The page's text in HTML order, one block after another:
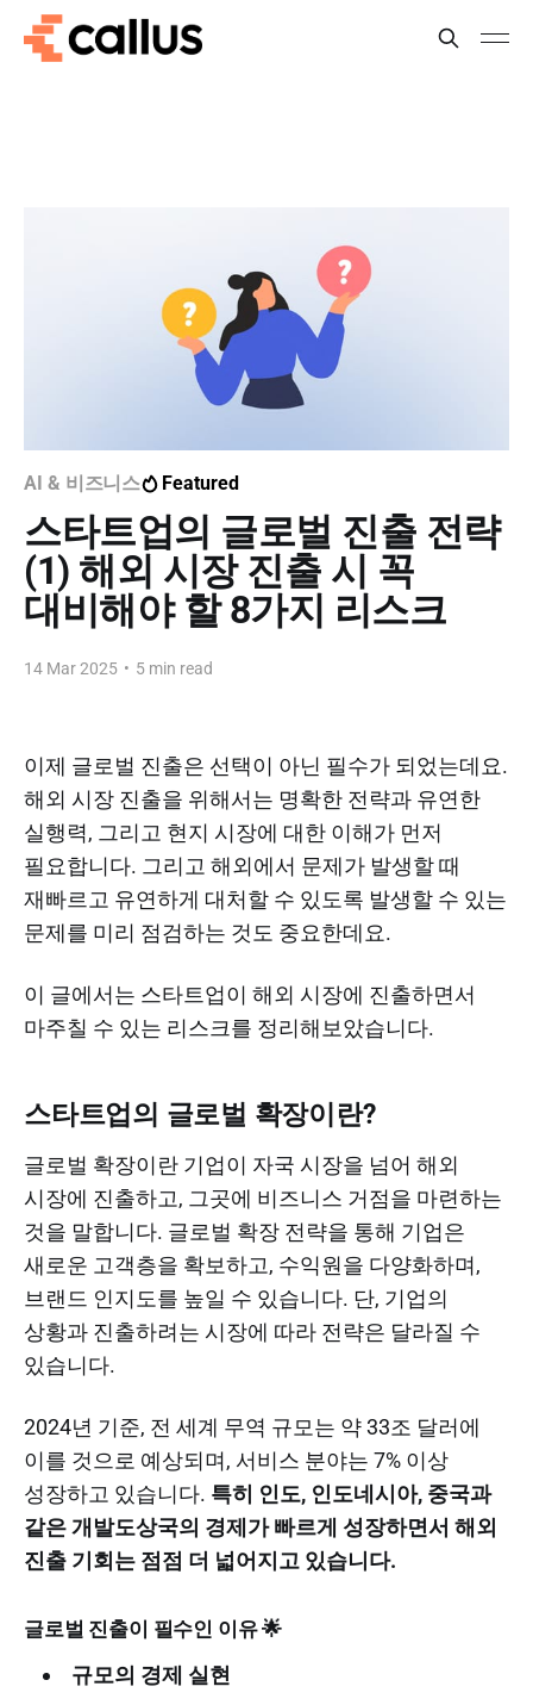
AI & 비즈니스 Featured
스타트업의 글로벌 진출 전략
(1) 해외 시장 진출 시 꼭
대비해야 할 8가지 리스크
14 Mar 2025 • 5 min read
이제 글로벌 진출은 선택이 아닌 필수가 되었는데요.
해외 시장 진출을 위해서는 명확한 전략과 유연한
실행력, 그리고 현지 시장에 대한 이해가 먼저
필요합니다. 그리고 해외에서 문제가 발생할 때
재빠르고 유연하게 대처할 수 있도록 발생할 수 있는
문제를 미리 점검하는 것도 중요한데요.
이 글에서는 스타트업이 해외 시장에 진출하면서
마주칠 수 있는 리스크를 정리해보았습니다.
스타트업의 글로벌 확장이란?
글로벌 확장이란 기업이 자국 시장을 넘어 해외
시장에 진출하고, 그곳에 비즈니스 거점을 마련하는
것을 말합니다. 글로벌 확장 전략을 통해 기업은
새로운 고객층을 확보하고, 수익원을 다양화하며,
브랜드 인지도를 높일 수 있습니다. 단, 기업의
상황과 진출하려는 시장에 따라 전략은 달라질 수
있습니다.
2024년 기준, 전 세계 무역 규모는 약 33조 달러에
이를 것으로 예상되며, 서비스 분야는 7% 이상
성장하고 있습니다. 특히 인도, 인도네시아, 중국과
같은 개발도상국의 경제가 빠르게 성장하면서 해외
진출 기회는 점점 더 넓어지고 있습니다.
글로벌 진출이 필수인 이유 🌟
규모의 경제 실현